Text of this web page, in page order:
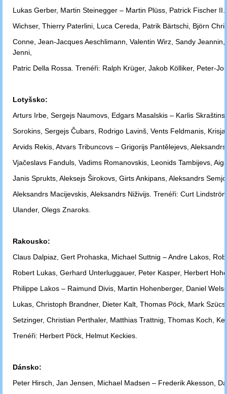
Lukas Gerber, Martin Steinegger – Martin Plüss, Patrick Fischer
Wichser, Thierry Paterlini, Luca Cereda, Patrik Bärtschi, Björn
Conne, Jean-JacquesAeschlimann, Valentin Wirz, Sandy Jeannin,
Jenni,
Patric Della Rossa. Trenéři: Ralph Krüger, Jakob Kölliker, Peter-
Lotyšsko:
Arturs Irbe, Sergejs Naumovs, Edgars Masalskis – Karlis
Sorokins, Sergejs Čubars, Rodrigo Lavinš, Vents Feldmanis,
Arvids Rekis, Atvars Tribuncovs – Grigorijs Pantělejevs,
Vjačeslavs Fanduls, Vadims Romanovskis, Leonids Tambijevs,
Janis Sprukts, Aleksejs Širokovs, Girts Ankipans, Aleksandrs
Aleksandrs Macijevskis, Aleksandrs Niživijs. Trenéři: Curt
Ulander, Olegs Znaroks.
Rakousko:
Claus Dalpiaz, Gert Prohaska, Michael Suttnig – Andre Lakos,
Robert Lukas, Gerhard Unterluggauer, Peter Kasper, Herbert
Philippe Lakos – Raimund Divis, Martin Hohenberger, Daniel
Lukas, Christoph Brandner, Dieter Kalt, Thomas Pöck, Mark
Setzinger, Christian Perthaler, Matthias Trattnig, Thomas Koch,
Trenéři: Herbert Pöck, Helmut Keckies.
Dánsko:
Peter Hirsch, Jan Jensen, Michael Madsen – Frederik Akesson,